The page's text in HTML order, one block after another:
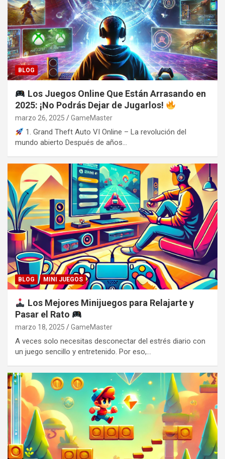
BLOG
Los Juegos Online Que Están Arrasando en
2025: ¡No Podrás Dejar de Jugarlos!
marzo 26, 2025 GameMaster
1. Grand Theft Auto VI Online – La revolución del
mundo abierto Después de años…
BLOG MINI JUEGOS
Los Mejores Minijuegos para Relajarte y
Pasar el Rato
marzo 18, 2025 GameMaster
A veces solo necesitas desconectar del estrés diario con
un juego sencillo y entretenido. Por eso,…